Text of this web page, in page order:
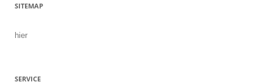
SITEMAP
hier
SERVICE